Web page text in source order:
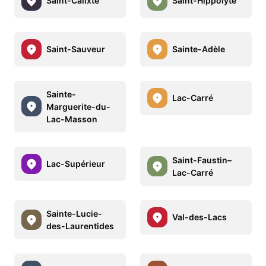
Saint-Sauveur Sainte-Adèle
Sainte-
Marguerite-du-
Lac-Masson
Lac-Carré
Lac-Supérieur
Saint-Faustin–
Lac-Carré
Sainte-Lucie-
des-Laurentides
Val-des-Lacs